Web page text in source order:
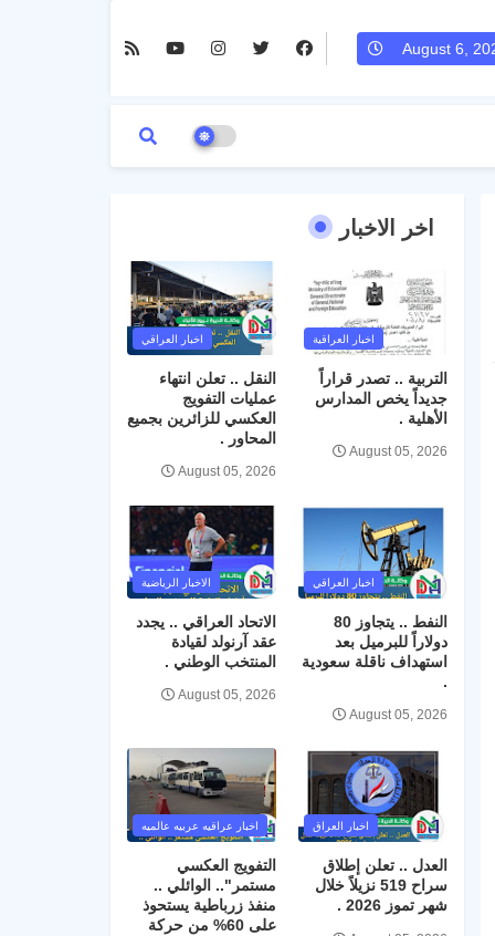
August 6,
اخر الاخبار
اخبار العراقية
التربية .. تصدر قراراً
جديداً يخص المدارس
الأهلية .
August 05, 2026
اخبار العراقي
النقل .. تعلن انتهاء
عمليات التفويج
العكسي للزائرين بجميع
المحاور .
August 05, 2026
اخبار العراقي
النفط .. يتجاوز 80
دولاراً للبرميل بعد
استهداف ناقلة سعودية
.
August 05, 2026
الاخبار الرياضية
الاتحاد العراقي .. يجدد
عقد آرنولد لقيادة
المنتخب الوطني .
August 05, 2026
اخبار العراق
العدل .. تعلن إطلاق
سراح 519 نزيلاً خلال
شهر تموز 2026 .
اخبار عراقيه عربيه عالميه
التفويج العكسي
مستمر".. الوائلي ..
منفذ زرباطية يستحوذ
على 60% من حركة